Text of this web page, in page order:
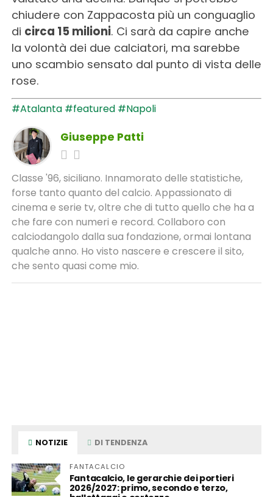
chiudere con Zappacosta più un conguaglio
di circa 15 milioni. Ci sarà da capire anche
la volontà dei due calciatori, ma sarebbe
uno scambio sensato dal punto di vista delle
rose.
#Atalanta #featured #Napoli
Giuseppe Patti
Classe '96, siciliano. Innamorato delle statistiche,
forse tanto quanto del calcio. Appassionato di
cinema e serie tv, oltre che di tutto quello che ha a
che fare con numeri e record. Collaboro con
calciodangolo dalla sua fondazione, ormai lontana
qualche anno. Ho visto nascere e crescere il sito,
che sento quasi come mio.
NOTIZIE DI TENDENZA
FANTACALCIO
Fantacalcio, le gerarchie dei portieri
2026/2027: primo, secondo e terzo,